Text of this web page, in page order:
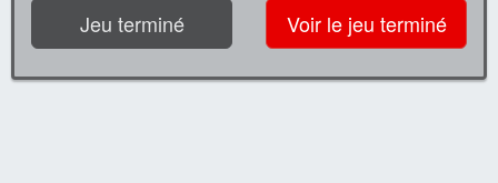
Jeu terminé Voir le jeu terminé